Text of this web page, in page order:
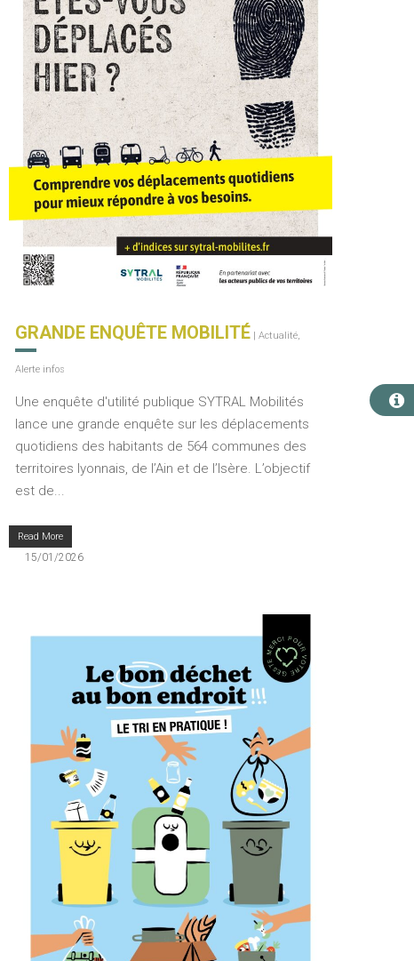
GRANDE ENQUÊTE MOBILITÉ |Actualité,
Alerte infos
Une enquête d'utilité publique SYTRAL Mobilités
lance une grande enquête sur les déplacements
quotidiens des habitants de 564 communes des
territoires lyonnais, de l’Ain et de l’Isère. L’objectif
est de...
Read More
15/01/2026